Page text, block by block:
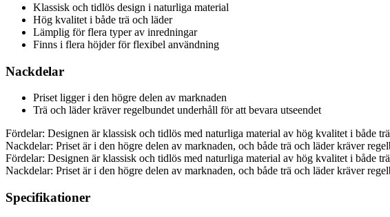
Klassisk och tidlös design i naturliga material
Hög kvalitet i både trä och läder
Lämplig för flera typer av inredningar
Finns i flera höjder för flexibel användning
Nackdelar
Priset ligger i den högre delen av marknaden
Trä och läder kräver regelbundet underhåll för att bevara utseendet
Fördelar: Designen är klassisk och tidlös med naturliga material av hög kvalitet i både
Nackdelar: Priset är i den högre delen av marknaden, och både trä och läder kräver
Fördelar: Designen är klassisk och tidlös med naturliga material av hög kvalitet i både
Nackdelar: Priset är i den högre delen av marknaden, och både trä och läder kräver
Specifikationer